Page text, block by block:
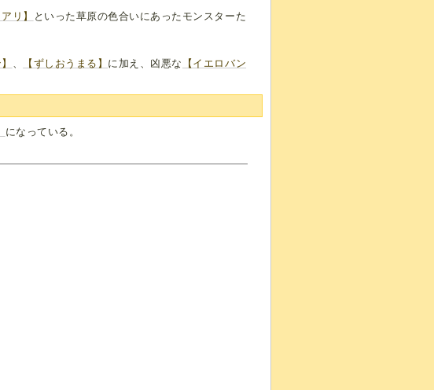
リ】
といった草原の色合いにあったモンスターた
【ずしおうまる】 に加え、凶悪な
【イエロバン
になっている。